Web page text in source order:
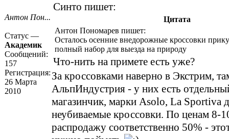
Антон Пон...
Статус —
Академик
Сообщений:
157
Регистрация:
26 Марта
2010
Синто пишет:
Цитата
Антон Пономарев пишет:
Осталось осенние внедорожные кроссовки
полный набор для выезда на природу
Что-нить на примете есть уже?
За кроссовками наверно в Экстрим,
АльпИндустрия - у них есть
магазинчик, марки Asolo, La Sportiva
неубиваемые кроссовки. По ценам 8-
распродажу соответственно 50% -